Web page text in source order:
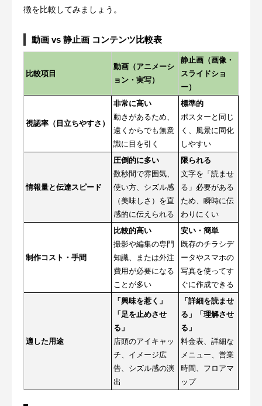
徴を比較してみましょう。
動画 vs 静止画 コンテンツ比較表
比較項目
動画（アニメーシ
ョン・実写）
静止画（画像・
スライドショ
ー）
視認率（目立ちやすさ）
非常に高い
動きがあるため、
遠くからでも無意
識に目を引く
標準的
ポスターと同じ
く、風景に同化
しやすい
情報量と伝達スピード
圧倒的に多い
数秒間で雰囲気、
使い方、シズル感
（美味しさ）を直
感的に伝えられる
限られる
文字を「読ませ
る」必要がある
ため、瞬時に伝
わりにくい
制作コスト・手間
比較的高い
撮影や編集の専門
知識、または外注
費用が必要になる
ことが多い
安い・簡単
既存のチラシデ
ータやスマホの
写真を使ってす
ぐに作成できる
適した用途
「興味を惹く」
「足を止めさせ
る」
店頭のアイキャッ
チ、イメージ広
告、シズル感の演
出
「詳細を読ませ
る」「理解させ
る」
料金表、詳細な
メニュー、営業
時間、フロアマ
ップ